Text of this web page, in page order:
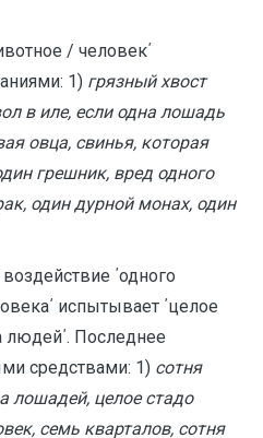
/ человек΄
1) грязный хвост
в иле, если одна лошадь
овца, свинья, которая
грешник, вред одного
один дурной монах, один
΄одного
испытывает ΄целое
людей΄. Последнее
средствами: 1) сотня
лошадей, целое стадо
семь кварталов, сотня